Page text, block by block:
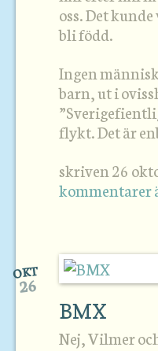
oss. Det
bli född.
Ingen
barn, ut i
flykt. Det är
skriven 26
kommentarer
BMX
OKT
26
Nej, Vilmer